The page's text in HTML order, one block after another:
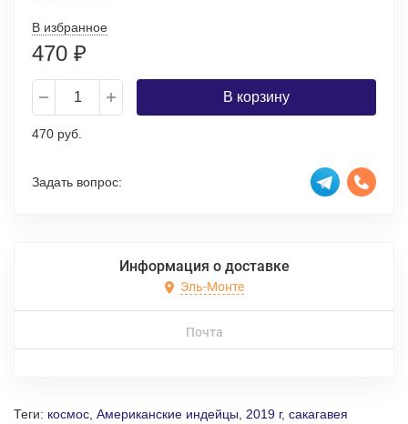
В избранное
470 ₽
В корзину
470 руб.
Задать вопрос:
Информация о доставке
Эль-Монте
Почта
Теги: космос Американские индейцы 2019 г, сакагавея